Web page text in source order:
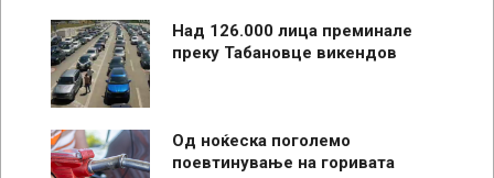
Над 126.000 лица преминале
преку Табановце викендов
Од ноќеска поголемо
поевтинување на горивата